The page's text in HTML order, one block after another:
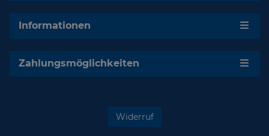
Informationen
Zahlungsmöglichkeiten
Widerruf